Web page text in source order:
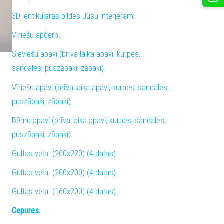
3D lentikulārās bildes Jūsu interjeram.
Vīriešu apģērbi.
Sieviešu apavi (brīva laika apavi, kurpes,
sandales, puszābaki, zābaki).
Vīriešu apavi (brīva laika apavi, kurpes, sandales,
puszābaki, zābaki).
Bērnu apavi (brīva laika apavi, kurpes, sandales,
puszābaki, zābaki).
Gultas veļa. (200x220) (4 daļas)
Gultas veļa. (200x200) (4 daļas)
Gultas veļa. (160x200) (4 daļas)
Cepures.